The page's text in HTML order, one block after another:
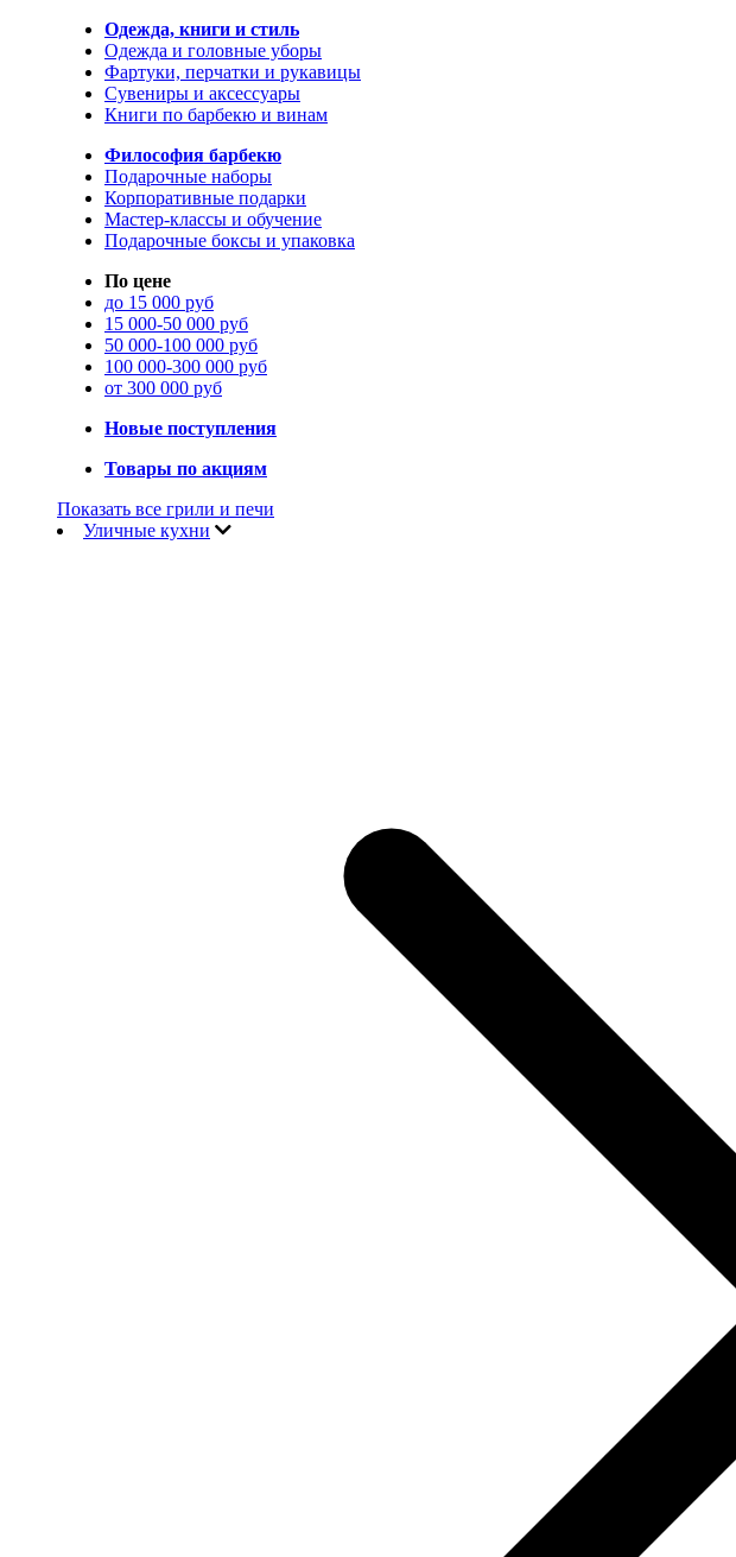
Одежда, книги и стиль
Одежда и головные уборы
Фартуки, перчатки и рукавицы
Сувениры и аксессуары
Книги по барбекю и винам
Философия барбекю
Подарочные наборы
Корпоративные подарки
Мастер-классы и обучение
Подарочные боксы и упаковка
По цене
до 15 000 руб
15 000-50 000 руб
50 000-100 000 руб
100 000-300 000 руб
от 300 000 руб
Новые поступления
Товары по акциям
Показать все грили и печи
Уличные кухни